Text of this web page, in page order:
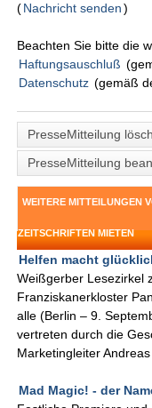
(Nachricht senden )
Beachten Sie bitte die
Haftungsauschluß
Datenschutz (gemäß
PresseMitteilung
PresseMitteilung
WEITERE MITTEILUNGEN
EITSCHRIFTEN MIETEN
Helfen macht
Weißgerber Lesezirkel
Franziskanerkloster
alle (Berlin – 9.
vertreten durch die
Marketingleiter
Mad Magic! - der